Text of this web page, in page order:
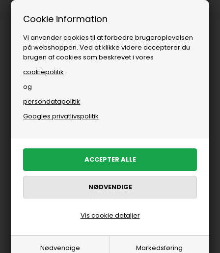
Cookie information
Vi anvender cookies til at forbedre brugeroplevelsen
på webshoppen. Ved at klikke videre accepterer du
brugen af cookies som beskrevet i vores
cookiepolitik
og
persondatapolitik
Googles privatlivspolitik
Nødvendige Markedsføring
Vis cookie detaljer
Børn»Pige
FILTRER PRODUKTER